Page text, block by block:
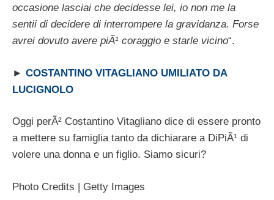
occasione lasciai che decidesse lei, io non me la
sentii di decidere di interrompere la gravidanza. Forse
avrei dovuto avere piÃ¹ coraggio e starle vicino“.
► COSTANTINO VITAGLIANO UMILIATO DA
LUCIGNOLO
Oggi perÃ² Costantino Vitagliano dice di essere pronto
a mettere su famiglia tanto da dichiarare a DiPiÃ¹ di
volere una donna e un figlio. Siamo sicuri?
Photo Credits | Getty Images